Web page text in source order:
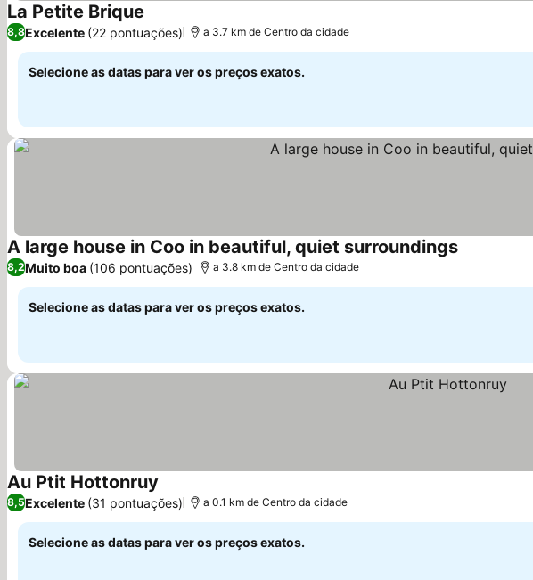
La Petite Brique
8,8Excelente (22 pontuações) a 3.7 km de Centro da cidade
Selecione as datas para ver os preços exatos.
A large house in Coo in beautiful, quiet surroundings
8,2Muito boa (106 pontuações) a 3.8 km de Centro da cidade
Selecione as datas para ver os preços exatos.
Au Ptit Hottonruy
8,5Excelente (31 pontuações) a 0.1 km de Centro da cidade
Selecione as datas para ver os preços exatos.